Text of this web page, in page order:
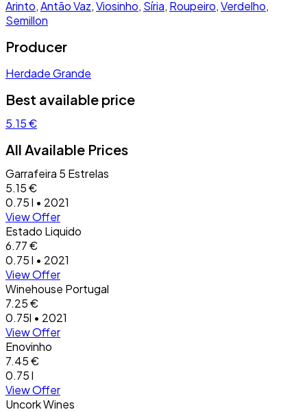
Arinto,Antão Vaz,Viosinho, Síria, Roupeiro,Verdelho,
Semillon
Producer
Herdade Grande
Best available price
5.15 €
All Available Prices
Garrafeira 5 Estrelas
5.15 €
0.75 l • 2021
View Offer
Estado Liquido
6.77 €
0.75 l • 2021
View Offer
Winehouse Portugal
7.25 €
0.75l • 2021
View Offer
Enovinho
7.45 €
0.75 l
View Offer
Uncork Wines